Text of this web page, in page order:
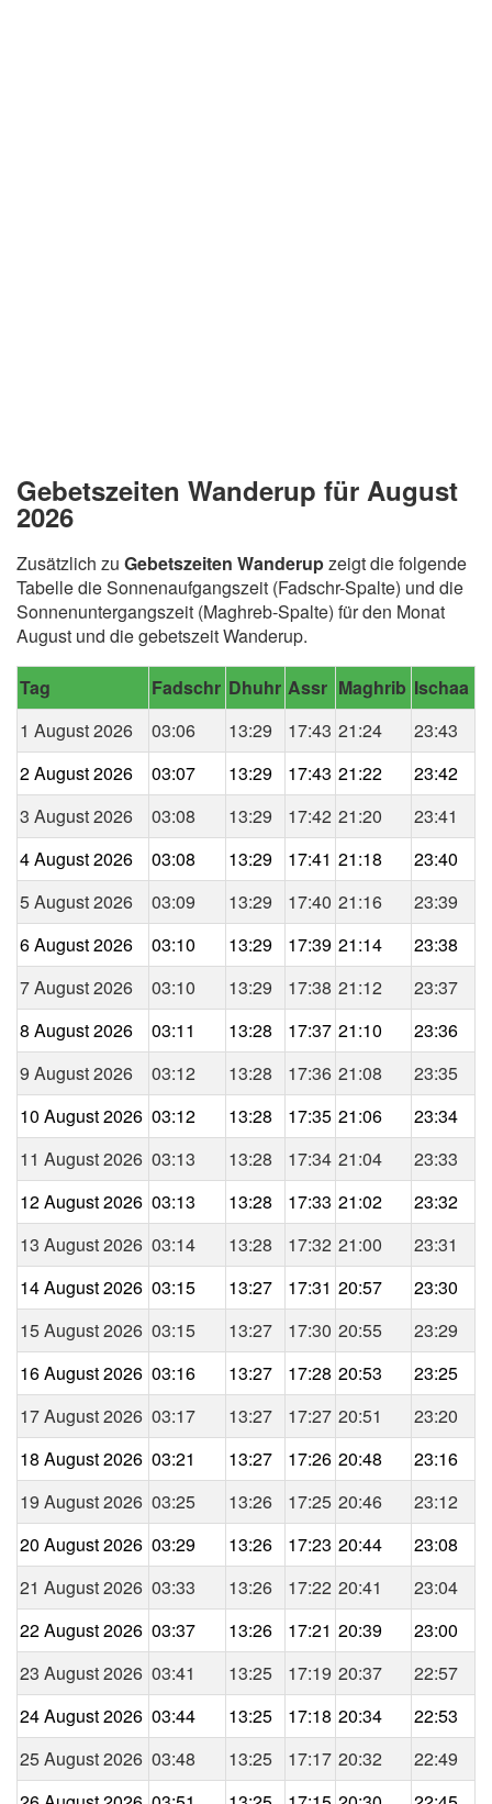
Gebetszeiten Wanderup für August
2026
Zusätzlich zu Gebetszeiten Wanderupzeigt die folgende
Tabelle die Sonnenaufgangszeit (Fadschr-Spalte) und die
Sonnenuntergangszeit (Maghreb-Spalte) für den Monat
August und die gebetszeit Wanderup.
Tag Fadschr Dhuhr Assr Maghrib Ischaa
1 August 2026
03:06 13:29 17:43 21:24
23:43
2 August 2026
03:07 13:29 17:43 21:22
23:42
3 August 2026
03:08 13:29 17:42 21:20
23:41
4 August 2026
03:08 13:29 17:41 21:18
23:40
5 August 2026
03:09 13:29 17:40 21:16
23:39
6 August 2026
03:10 13:29 17:39 21:14
23:38
7 August 2026
03:10 13:29 17:38 21:12
23:37
8 August 2026
03:11 13:28 17:37 21:10
23:36
9 August 2026
03:12 13:28 17:36 21:08
23:35
10 August 2026 03:12 13:28 17:35 21:06
23:34
11 August 2026 03:13 13:28 17:34 21:04
23:33
12 August 2026 03:13 13:28 17:33 21:02
23:32
13 August 2026 03:14 13:28 17:32 21:00
23:31
14 August 2026 03:15 13:27 17:31 20:57
23:30
15 August 2026 03:15 13:27 17:30 20:55
23:29
16 August 2026 03:16 13:27 17:28 20:53
23:25
17 August 2026 03:17 13:27 17:27 20:51
23:20
18 August 2026 03:21 13:27 17:26 20:48
23:16
19 August 2026 03:25 13:26 17:25 20:46
23:12
20 August 2026 03:29 13:26 17:23 20:44
23:08
21 August 2026 03:33 13:26 17:22 20:41
23:04
22 August 2026 03:37 13:26 17:21 20:39
23:00
23 August 2026 03:41 13:25 17:19 20:37
22:57
24 August 2026 03:44 13:25 17:18 20:34
22:53
25 August 2026 03:48 13:25 17:17 20:32
22:49